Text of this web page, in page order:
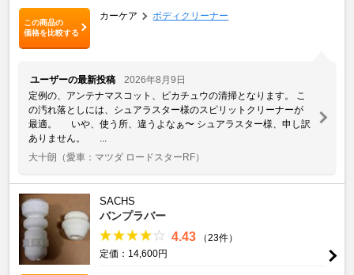
この商品の
価格を比較する
カーケア ボディクリーナー
ユーザーの最新投稿
2026年8月9日
定例の、アンテナマスコット、ピカチュウの清掃となります。 こ
の汚れ落としには、シュアラスター様のスピリットクリーナーが
最適。 いや、使う所、違うよなぁ〜 シュアラスター様、申し訳
ありません。 ...
大十朗 （愛車：マツダ ロードスターRF）
SACHS
バンプラバー
4.43
（23件）
定価：14,600円